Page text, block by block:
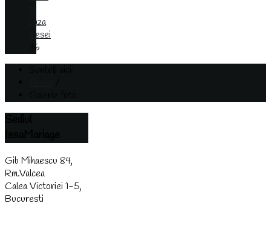
baza
mesei
36
Gib Mihaescu 84,
Rm.Valcea
Calea Victoriei 1-5,
Bucuresti